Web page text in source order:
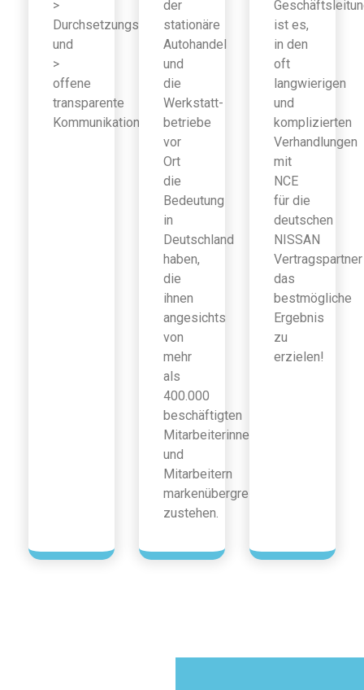
>
Durchsetzungsfähigkeit
und
>
offene
transparente
Kommunikation
der
stationäre
Autohandel
und
die
Werkstatt-
betriebe
vor
Ort
die
Bedeutung
in
Deutschland
haben,
die
ihnen
angesichts
von
mehr
als
400.000
beschäftigten
Mitarbeiterinnen
und
Mitarbeitern
markenübergreifend
zustehen.
ist es,
in den
oft
langwierigen
und
komplizierten
Verhandlungen
mit
NCE
für die
deutschen
NISSAN
Vertragspartner
das
bestmögliche
Ergebnis
zu
erzielen!